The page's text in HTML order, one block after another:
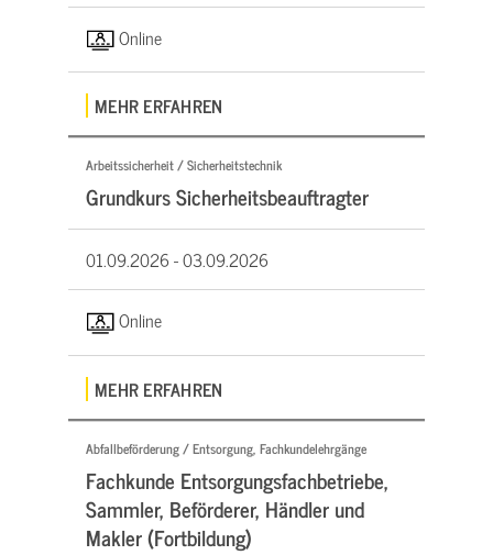
Online
MEHR ERFAHREN
Arbeitssicherheit / Sicherheitstechnik
Grundkurs Sicherheitsbeauftragter
01.09.2026 -03.09.2026
Online
MEHR ERFAHREN
Abfallbeförderung / Entsorgung, Fachkundelehrgänge
Fachkunde Entsorgungsfachbetriebe,
Sammler, Beförderer, Händler und
Makler (Fortbildung)